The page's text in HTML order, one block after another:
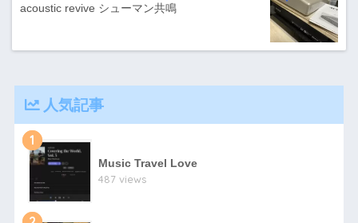
acoustic revive シューマン共鳴
人気記事
1
Music Travel Love
487 views